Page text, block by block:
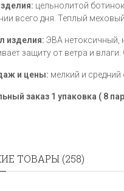
цельнолитой
всего дня. Теплый
изделия: ЭВА нетоксичный,
защиту от ветра и
и цены: мелкий и средний
заказ 1 упаковка ( 8
ТОВАРЫ (258)